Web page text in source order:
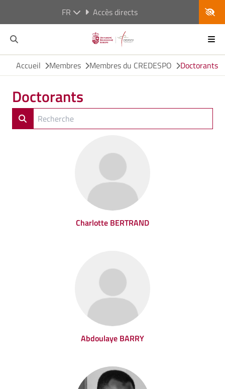
FR Accès directs
Accueil Membres Membres du CREDESPO Doctorants
Doctorants
Charlotte BERTRAND
Abdoulaye BARRY